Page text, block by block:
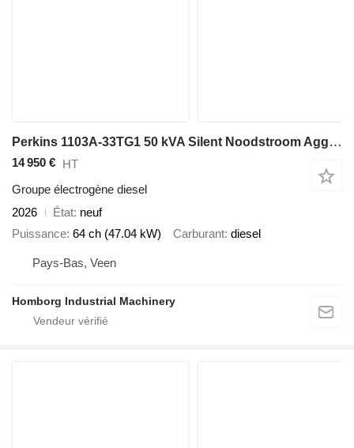
Perkins 1103A-33TG1 50 kVA Silent Noodstroom Aggregaat Generatorset New
14 950 € HT
Groupe électrogène diesel
2026
État neuf
Puissance 64 ch (47.04 kW) Carburant diesel
Pays-Bas, Veen
Homborg Industrial Machinery